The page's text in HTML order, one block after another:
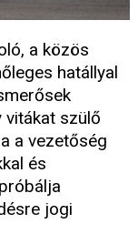
a közös
hatállyal
vitákat szülő
a vezetőség
és
jogi